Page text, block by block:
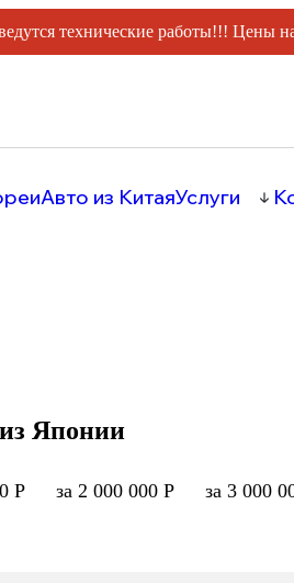
технические работы!!! Цены
Авто из КитаяУслуги
Японии
Р за 2 000 000 Р за 3 000